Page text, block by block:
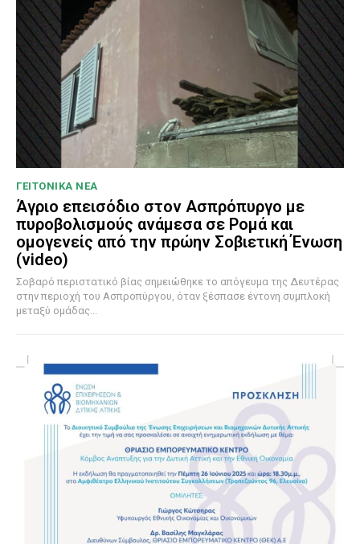
ΓΕΙΤΟΝΙΚΑ ΝΕΑ
Άγριο επεισόδιο στον Ασπρόπυργο με
πυροβολισμούς ανάμεσα σε Ρομά και
ομογενείς από την πρώην Σοβιετική Ένωση
(video)
Σοβαρό περιστατικό βίας σημειώθηκε το απόγευμα της Δευτέρας
στην περιοχή του Ασπροπύργου, όταν ξέσπασε έντονη συμπλοκή
μεταξύ ομάδας...